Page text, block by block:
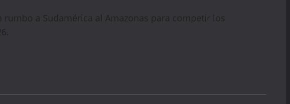
rumbo a Sudamérica al Amazonas para competir los